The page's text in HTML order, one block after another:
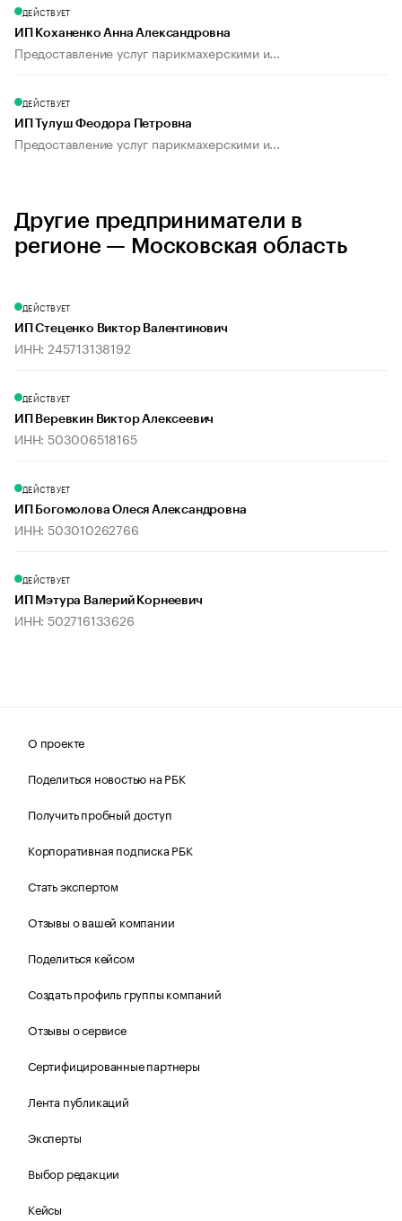
ДЕЙСТВУЕТ
ИП Коханенко Анна Александровна
Предоставление услуг парикмахерскими и...
ДЕЙСТВУЕТ
ИП Тулуш Феодора Петровна
Предоставление услуг парикмахерскими и...
Другие предприниматели в
регионе — Московская область
ДЕЙСТВУЕТ
ИП Стеценко Виктор Валентинович
ИНН: 245713138192
ДЕЙСТВУЕТ
ИП Веревкин Виктор Алексеевич
ИНН: 503006518165
ДЕЙСТВУЕТ
ИП Богомолова Олеся Александровна
ИНН: 503010262766
ДЕЙСТВУЕТ
ИП Мэтура Валерий Корнеевич
ИНН: 502716133626
О проекте
Поделиться новостью на РБК
Получить пробный доступ
Корпоративная подписка РБК
Стать экспертом
Отзывы о вашей компании
Поделиться кейсом
Создать профиль группы компаний
Отзывы о сервисе
Сертифицированные партнеры
Лента публикаций
Эксперты
Выбор редакции
Кейсы